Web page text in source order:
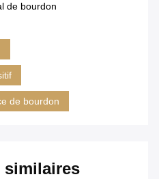
de bourdon
de bourdon